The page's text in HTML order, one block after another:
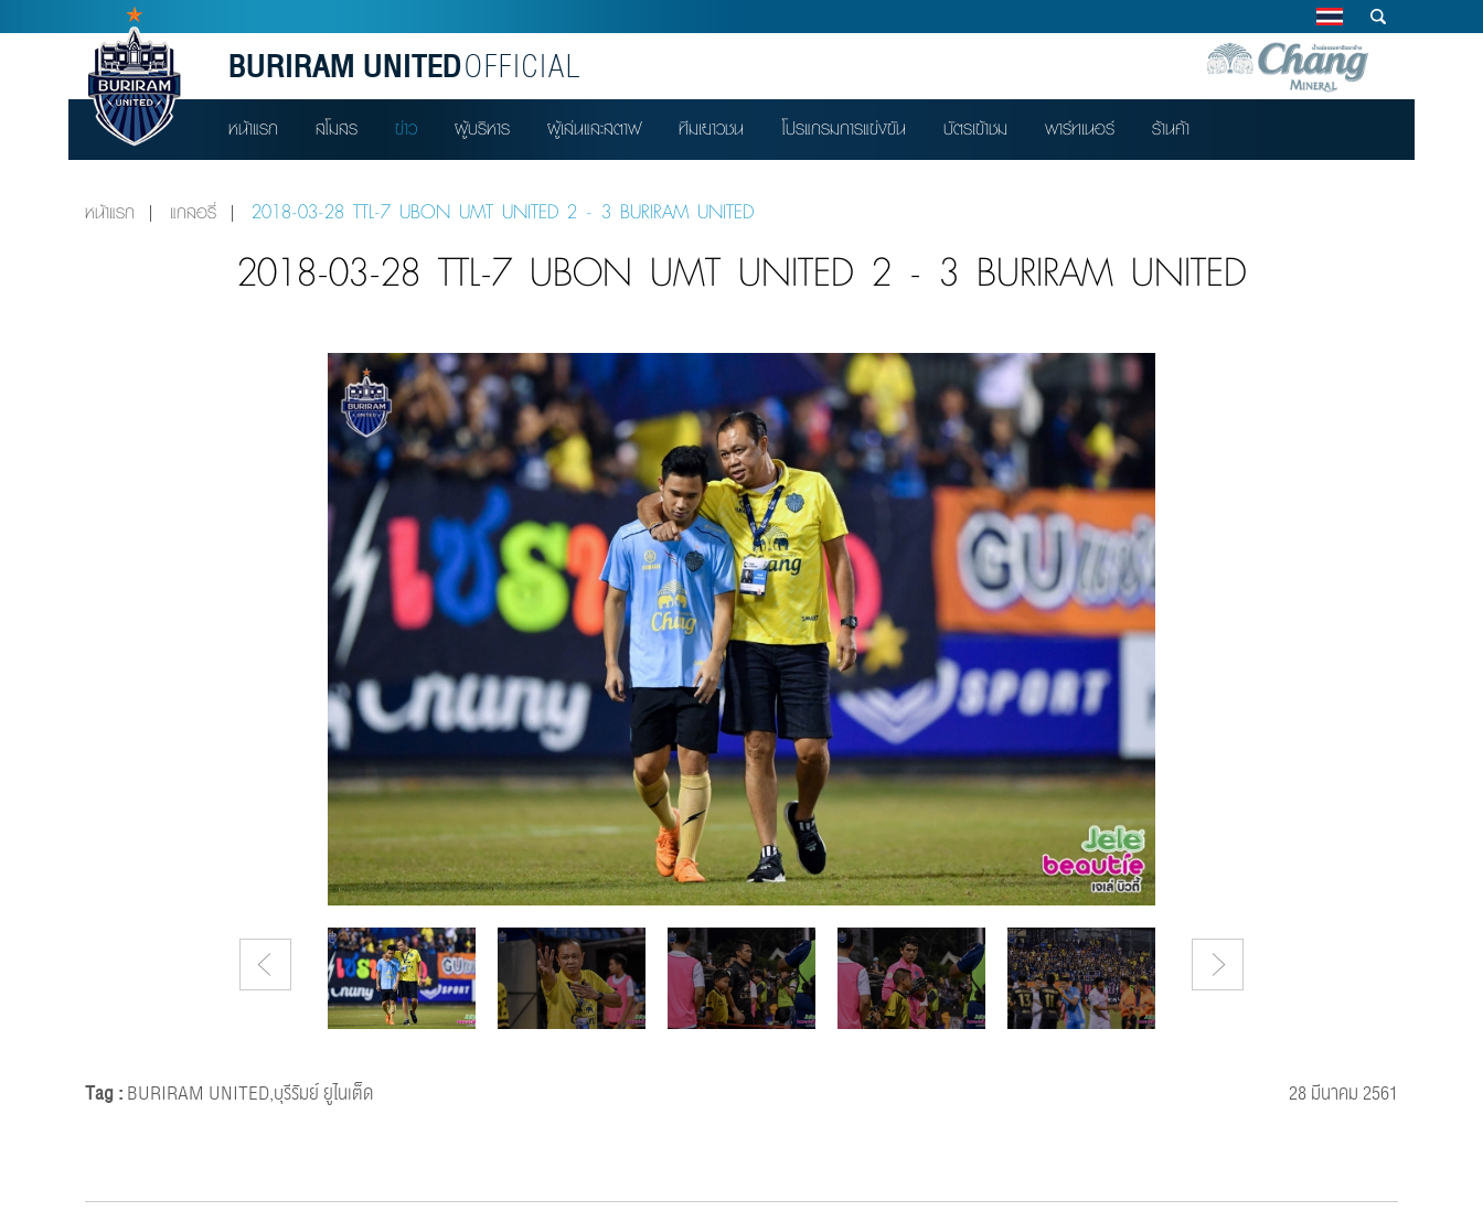
BURIRAM UNITEDOFFICIAL
หน้าแรก สโมสร ข่าว ผู้บริหาร ผู้เล่นและสตาฟ ทีมเยาวชน โปรแกรมการแข่งขัน บัตรเข้าชม พาร์ทเนอร์ ร้านค้า
หน้าแรก แกลอรี่ 2018-03-28 TTL-7 UBON UMT UNITED 2 - 3 BURIRAM UNITED
2018-03-28 TTL-7 UBON UMT UNITED 2 - 3 BURIRAM UNITED
Tag :BURIRAM UNITED,บุรีรัมย์ ยูไนเต็ด 28 มีนาคม 2561